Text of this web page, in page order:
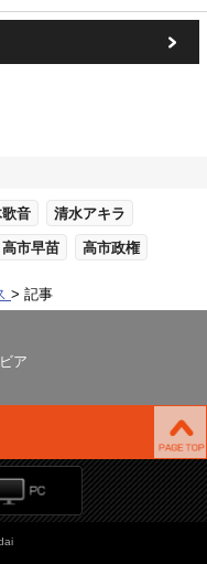
音 清水アキラ
高市早苗 高市政権
記事
ア